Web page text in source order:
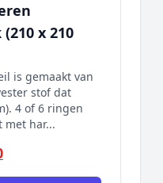
x 210
is gemaakt van
stof dat
4 of 6 ringen
met har...